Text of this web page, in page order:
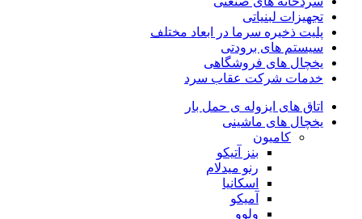
تجهیزات لبنیاتی
پلیت ذخیره سرما در ابعاد مختلف
سیستم های برودتی
یخچال های فروشگاهی
خدمات شرکت عقاب سرد
اتاق های ایزوله ی حمل بار
یخچال های ماشینی
کامیون
بنز آتیکو
رنو میدلام
اسکانیا
آمیکو
ولوو